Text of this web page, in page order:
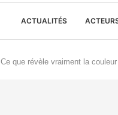
ACTUALITÉS
Ce que révèle vraiment la